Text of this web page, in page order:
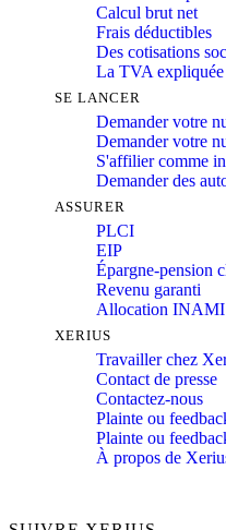
Calcul brut net
Frais déductibles
Des cotisations
La TVA expliquée
SE LANCER
Demander votre
Demander votre
S'affilier comme
Demander des
ASSURER
PLCI
EIP
Épargne-pension
Revenu garanti
Allocation INAMI
XERIUS
Travailler chez
Contact de presse
Contactez-nous
Plainte ou
Plainte ou
À propos de